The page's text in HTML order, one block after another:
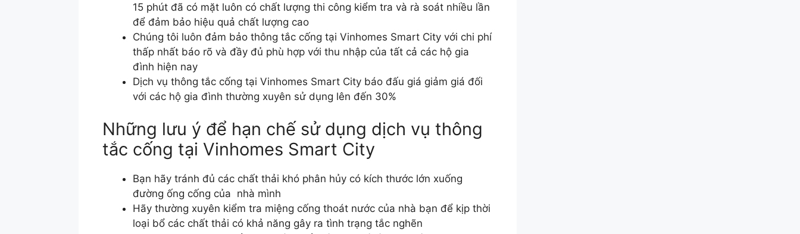
15 phút đã có mặt luôn có chất lượng thi công kiểm tra và rà soát nhiều lần
để đảm bảo hiệu quả chất lượng cao
Chúng tôi luôn đảm bảo thông tắc cống tại Vinhomes Smart City với chi phí
thấp nhất báo rõ và đầy đủ phù hợp với thu nhập của tất cả các hộ gia
đình hiện nay
Dịch vụ thông tắc cống tại Vinhomes Smart City báo đấu giá giảm giá đối
với các hộ gia đình thường xuyên sử dụng lên đến 30%
Những lưu ý để hạn chế sử dụng dịch vụ thông
tắc cống tại Vinhomes Smart City
Bạn hãy tránh đủ các chất thải khó phân hủy có kích thước lớn xuống
đường ống cống của nhà mình
Hãy thường xuyên kiểm tra miệng cống thoát nước của nhà bạn để kịp thời
loại bổ các chất thải có khả năng gây ra tình trạng tắc nghẽn